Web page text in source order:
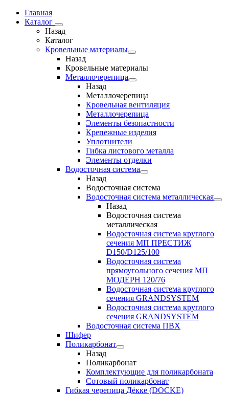
Главная
Каталог
Назад
Каталог
Кровельные материалы
Назад
Кровельные материалы
Металлочерепица
Назад
Металлочерепица
Кровельная вентиляция
Металлочерепица
Элементы безопастности
Крепежные изделия
Уплотнители
Гибка листового металла
Элементы отделки
Водосточная система
Назад
Водосточная система
Водосточная система металлическая
Назад
Водосточная система
металлическая
Водосточная система круглого
сечения МП ПРЕСТИЖ
D150/D125/100
Водосточная система
прямоугольного сечения МП
МОДЕРН 120/76
Водосточная система круглого
сечения GRANDSYSTEM
Водосточная система круглого
сечения GRANDSYSTEM
Водосточная система ПВХ
Шифер
Поликарбонат
Назад
Поликарбонат
Комплектующие для поликарбоната
Сотовый поликарбонат
Гибкая черепица Дёкке (DOCKE)